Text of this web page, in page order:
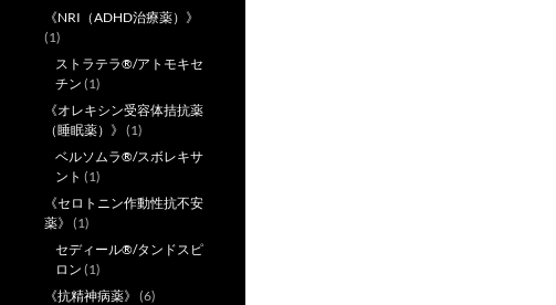
《NRI（ADHD治療薬）》
(1)
ストラテラ®/アトモキセ
チン (1)
《オレキシン受容体拮抗薬
（睡眠薬）》 (1)
ベルソムラ®/スボレキサ
ント (1)
《セロトニン作動性抗不安
薬》 (1)
セディール®/タンドスピ
ロン (1)
《抗精神病薬》 (6)